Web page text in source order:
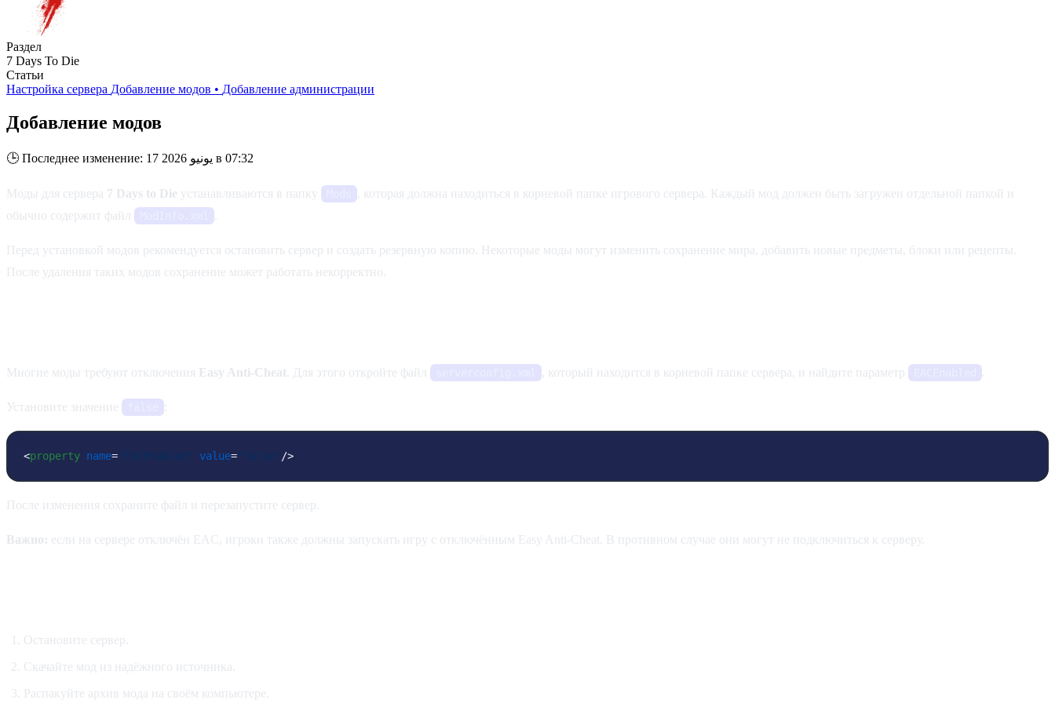
Раздел
7 Days To Die
Статьи
Настройка сервера Добавление модов • Добавление администрации
Добавление модов
🕒 Последнее изменение: 17 يونيو 2026 в 07:32
Моды для сервера 7 Days to Die устанавливаются в папку
, которая должна находиться в корневой папке игрового сервера. Каждый мод должен быть загружен отдельной папкой и
обычно содержит файл
Перед установкой модов рекомендуется остановить сервер и создать резервную копию. Некоторые моды могут изменить сохранение мира, добавить новые предметы, блоки или рецепты.
После удаления таких модов сохранение может работать некорректно.
Многие моды требуют отключения Easy Anti-Cheat . Для этого откройте файл , который находится в корневой папке сервера, и найдите параметр
Установите значение
<property name= "EACEnabled" value= "false" />
После изменения сохраните файл и перезапустите сервер.
Важно: если на сервере отключён EAC, игроки также должны запускать игру с отключённым Easy Anti-Cheat. В противном случае они могут не подключиться к серверу.
Остановите сервер.
Скачайте мод из надёжного источника.
Распакуйте архив мода на своём компьютере.